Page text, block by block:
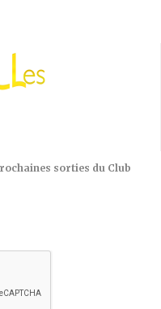
sorties du Club